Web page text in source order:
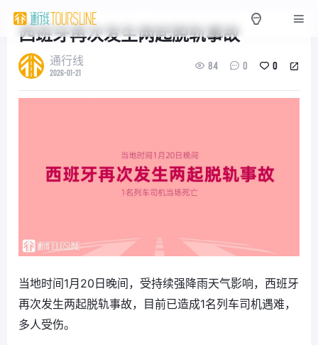
西班牙再次发生两起脱轨事故
通行线
2026-01-21
84 0 0
当地时间1月20日晚间，受持续强降雨天气影响，西班牙
再次发生两起脱轨事故，目前已造成1名列车司机遇难，
多人受伤。